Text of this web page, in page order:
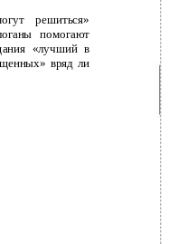
решиться»
помогают
«лучший в
вряд ли